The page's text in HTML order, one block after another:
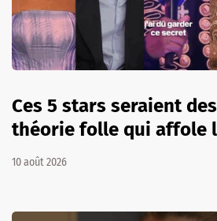
Ces 5 stars seraient
théorie folle qui affole
10 août 2026